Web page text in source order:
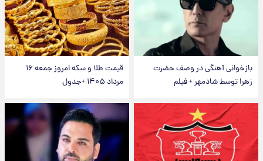
بازخوانی آهنگی در وصف حضرت
زهرا توسط شادمهر + فیلم
قیمت طلا و سکه امروز جمعه ۱۶
مرداد ۱۴۰۵ +جدول